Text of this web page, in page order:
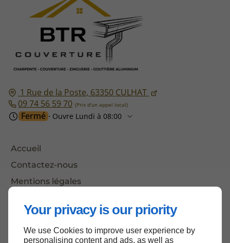
Your privacy is our priority
We use Cookies to improve user experience by
personalising content and ads, as well as
1 Rue de la Poste, 63350 CULHAT
09 74 56 59 70
Fermé ⋅ Ouvre Lundi à 08:00
Accueil
Contactez-nous
Mentions légales